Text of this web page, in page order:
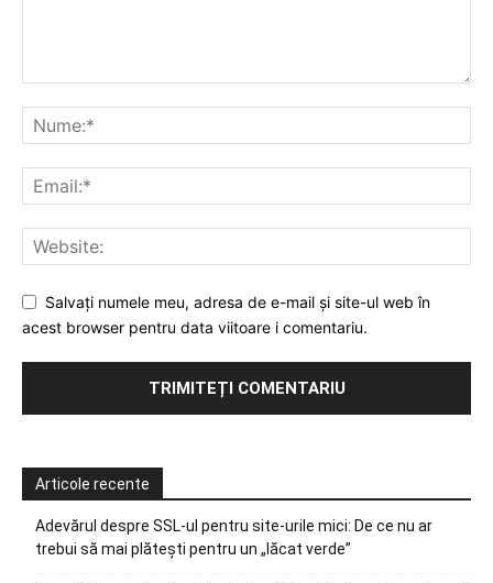
Salvați numele meu, adresa de e-mail și site-ul web în
acest browser pentru data viitoare i comentariu.
Articole recente
Adevărul despre SSL-ul pentru site-urile mici: De ce nu ar
trebui să mai plătești pentru un „lăcat verde”